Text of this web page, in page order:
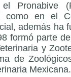
Pronabive
como en el
además ha
formó parte
y
de
Mexicana.